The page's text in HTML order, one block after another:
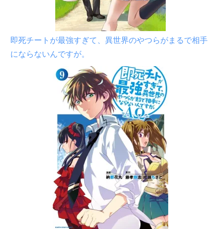
即死チートが最強すぎて、異世界のやつらがまるで相手
にならないんですが。